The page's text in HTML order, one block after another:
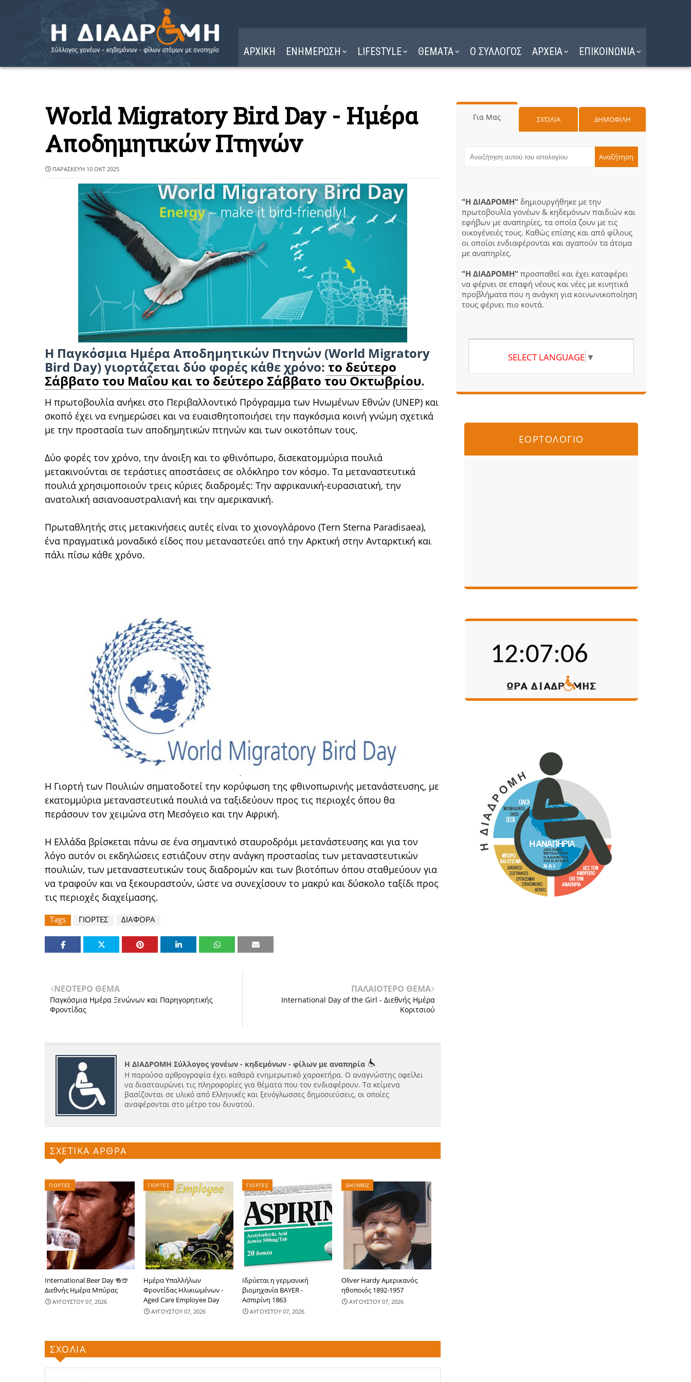
ΑΡΧΙΚΗ ΕΝΗΜΕΡΩΣΗ LIFESTYLE ΘΕΜΑΤΑ Ο ΣΥΛΛΟΓΟΣ ΑΡΧΕΙΑ ΕΠΙΚΟΙΝΩΝΙΑ
World Migratory Bird Day - Ημέρα
Αποδημητικών Πτηνών
ΠΑΡΑΣΚΕΥΉ 10 ΟΚΤ 2025
Η Παγκόσμια Ημέρα Αποδημητικών Πτηνών (World Migratory
Bird Day) γιορτάζεται δύο φορές κάθε χρόνο: το δεύτερο
Σάββατο του Μαΐου και το δεύτερο Σάββατο του Οκτωβρίου.
Η πρωτοβουλία ανήκει στο Περιβαλλοντικό Πρόγραμμα των Ηνωμένων Εθνών (UNEP) και
σκοπό έχει να ενημερώσει και να ευαισθητοποιήσει την παγκόσμια κοινή γνώμη σχετικά
με την προστασία των αποδημητικών πτηνών και των οικοτόπων τους.
Δύο φορές τον χρόνο, την άνοιξη και το φθινόπωρο, δισεκατομμύρια πουλιά
μετακινούνται σε τεράστιες αποστάσεις σε ολόκληρο τον κόσμο. Τα μεταναστευτικά
πουλιά χρησιμοποιούν τρεις κύριες διαδρομές: Την αφρικανική-ευρασιατική, την
ανατολική ασιανοαυστραλιανή και την αμερικανική.
Πρωταθλητής στις μετακινήσεις αυτές είναι το χιονογλάρονο (Tern Sterna Paradisaea),
ένα πραγματικά μοναδικό είδος που μεταναστεύει από την Αρκτική στην Ανταρκτική και
πάλι πίσω κάθε χρόνο.
Η Γιορτή των Πουλιών σηματοδοτεί την κορύφωση της φθινοπωρινής μετανάστευσης, με
εκατομμύρια μεταναστευτικά πουλιά να ταξιδεύουν προς τις περιοχές όπου θα
περάσουν τον χειμώνα στη Μεσόγειο και την Αφρική.
Η Ελλάδα βρίσκεται πάνω σε ένα σημαντικό σταυροδρόμι μετανάστευσης και για τον
λόγο αυτόν οι εκδηλώσεις εστιάζουν στην ανάγκη προστασίας των μεταναστευτικών
πουλιών, των μεταναστευτικών τους διαδρομών και των βιοτόπων όπου σταθμεύουν για
να τραφούν και να ξεκουραστούν, ώστε να συνεχίσουν το μακρύ και δύσκολο ταξίδι προς
τις περιοχές διαχείμασης.
Tags ΓΙΟΡΤΕΣ ΔΙΑΦΟΡΑ
ΝΕΟΤΕΡΟ ΘΕΜΑ
Παγκόσμια Ημέρα Ξενώνων και Παρηγορητικής
Φροντίδας
ΠΑΛΑΙΟΤΕΡΟ ΘΕΜΑ
International Day of the Girl - Διεθνής Ημέρα
Κοριτσιού
Η ΔΙΑΔΡΟΜΗ Σύλλογος γονέων - κηδεμόνων - φίλων με αναπηρία
Η παρούσα αρθρογραφία έχει καθαρά ενημερωτικό χαρακτήρα. Ο αναγνώστης οφείλει
να διασταυρώνει τις πληροφορίες για θέματα που τον ενδιαφέρουν. Τα κείμενα
βασίζονται σε υλικό από Ελληνικές και ξενόγλωσσες δημοσιεύσεις, οι οποίες
αναφέρονται στο μέτρο του δυνατού.
ΣΧΕΤΙΚΑ ΑΡΘΡΑ
ΓΙΟΡΤΕΣ
International Beer Day 🍻🍺
Διεθνής Ημέρα Μπύρας
ΑΥΓΟΥΣΤΟΥ 07, 2026
ΓΙΟΡΤΕΣ
Ημέρα Υπαλλήλων
Φροντίδας Ηλικιωμένων -
Aged Care Employee Day
ΑΥΓΟΥΣΤΟΥ 07, 2026
ΓΙΟΡΤΕΣ
Ιδρύεται η γερμανική
βιομηχανία BAYER -
Ασπιρίνη 1863
ΑΥΓΟΥΣΤΟΥ 07, 2026
SHOWBIZ
Oliver Hardy Αμερικανός
ηθοποιός 1892-1957
ΑΥΓΟΥΣΤΟΥ 07, 2026
ΣΧΟΛΙΑ
Για Μας ΣΧΌΛΙΑ ΔΗΜΟΦΙΛΗ
"Η ΔΙΑΔΡΟΜΗ" δημιουργήθηκε με την
πρωτοβουλία γονέων & κηδεμόνων παιδιών και
εφήβων με αναπηρίες, τα οποία ζουν με τις
οικογένειές τους. Καθώς επίσης και από φίλους
οι οποίοι ενδιαφέρονται και αγαπούν τα άτομα
με αναπηρίες.
"Η ΔΙΑΔΡΟΜΗ" προσπαθεί και έχει καταφέρει
να φέρνει σε επαφή νέους και νέες με κινητικά
προβλήματα που η ανάγκη για κοινωνικοποίηση
τους φέρνει πιο κοντά.
SELECT LANGUAGE ▼
ΕΟΡΤΟΛΟΓΙΟ